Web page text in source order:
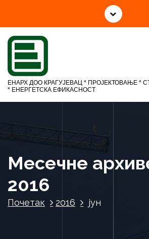
о
а
ЕНАРХ ДОО КРАГУЈЕВАЦ * ПРОЈЕКТОВАЊЕ *
* ЕНЕРГЕТСКА ЕФИКАСНОСТ
Месечне
2016
Почетак 2016 јун